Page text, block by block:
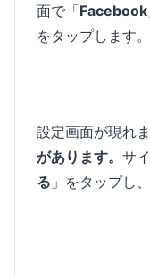
面で「Facebook
をタップします。
設定画面が現れま
があります。 サ
る 」をタップし